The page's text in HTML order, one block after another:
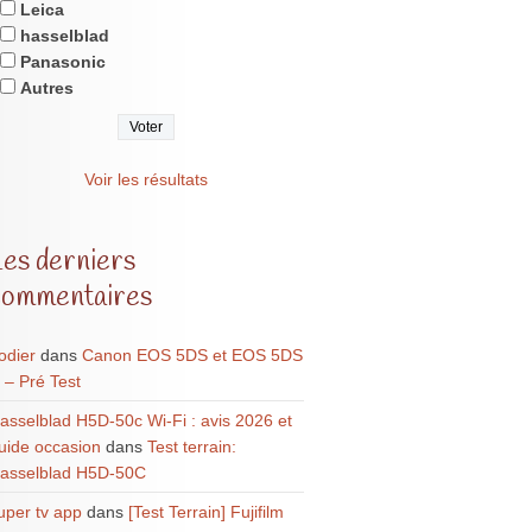
Leica
hasselblad
Panasonic
Autres
Voir les résultats
derniers
dans Canon EOS 5DS et EOS 5DS
– Pré Test
H5D-50c Wi-Fi : avis 2026 et
occasion dans Test terrain:
H5D-50C
tv appdans [Test Terrain] Fujifilm